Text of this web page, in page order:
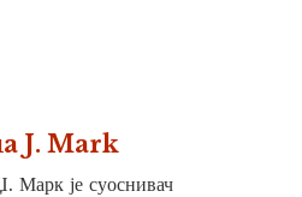
J. Mark
Марк је суоснивач